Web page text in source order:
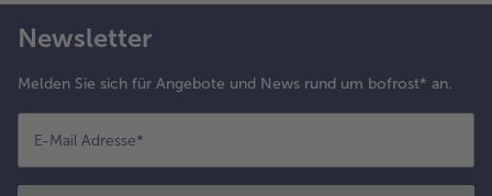
Newsletter
Melden Sie sich für Angebote und News rund um bofrost* an.
E-Mail Adresse*